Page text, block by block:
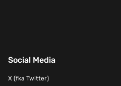
Social Media
X (fka Twitter)